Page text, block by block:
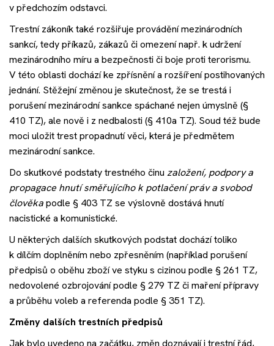
v předchozím odstavci.
Trestní zákoník také rozšiřuje provádění mezinárodních
sankcí, tedy příkazů, zákazů či omezení např. k udržení
mezinárodního míru a bezpečnosti či boje proti terorismu.
V této oblasti dochází ke zpřísnění a rozšíření postihovaných
jednání. Stěžejní změnou je skutečnost, že se trestá i
porušení mezinárodní sankce spáchané nejen úmyslně (§
410 TZ), ale nově i z nedbalosti (§ 410a TZ). Soud též bude
moci uložit trest propadnutí věci, která je předmětem
mezinárodní sankce.
Do skutkové podstaty trestného činu založení, podpory a
propagace hnutí směřujícího k potlačení práv a svobod
člověkapodle § 403 TZ se výslovně dostává hnutí
nacistické a komunistické.
U některých dalších skutkových podstat dochází toliko
k dílčím doplněním nebo zpřesněním (například porušení
předpisů o oběhu zboží ve styku s cizinou podle § 261 TZ,
nedovolené ozbrojování podle § 279 TZ či maření přípravy
a průběhu voleb a referenda podle § 351 TZ).
Změny dalších trestních předpisů
Jak bylo uvedeno na začátku, změn doznávají i trestní řád,